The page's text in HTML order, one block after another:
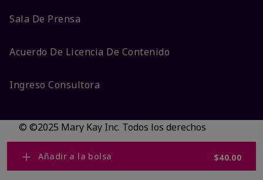
Añadir a la bolsa $40.00
Sala De Prensa
Acuerdo De Licencia De Contenido
Ingreso Consultora
© ©2025 Mary Kay Inc. Todos los derechos
reservados.
No vender/Preferencias de cookies